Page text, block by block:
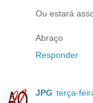
Ou estará
Abraço
Responder
JPG terça-